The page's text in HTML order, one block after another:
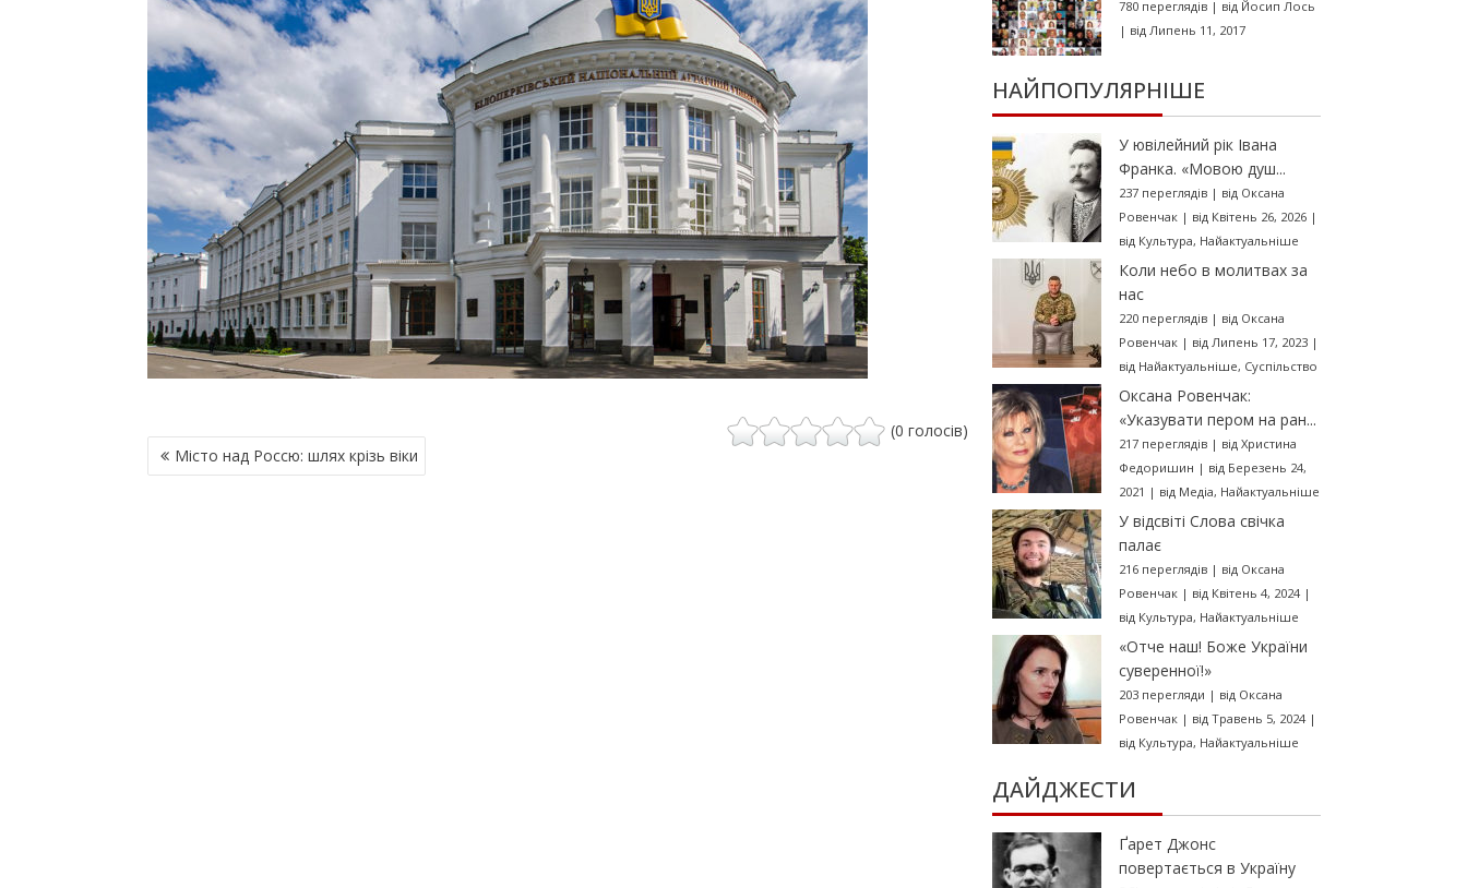
(0 голосів)
Н
А
Місто над Россю: шлях крізь віки
780 переглядів| від Йосип Лось
| від Липень 11, 2017
НАЙПОПУЛЯРНІШЕ
У ювілейний рік Івана
Франка. «Мовою душ...
237 переглядів| від Оксана
Ровенчак| від Квітень 26, 2026|
від Культура, Найактуальніше
Коли небо в молитвах за
нас
220 переглядів| від Оксана
Ровенчак| від Липень 17, 2023|
від Найактуальніше, Суспільство
Оксана Ровенчак:
«Указувати пером на ран...
217 переглядів| від Христина
Федоришин | від Березень 24,
2021 | від Медіа, Найактуальніше
У відсвіті Слова свічка
палає
216 переглядів| від Оксана
Ровенчак| від Квітень 4, 2024|
від Культура, Найактуальніше
«Отче наш! Боже України
суверенної!»
203 перегляди | від Оксана
Ровенчак| від Травень 5, 2024|
від Культура, Найактуальніше
ДАЙДЖЕСТИ
Ґарет Джонс
повертається в Україну